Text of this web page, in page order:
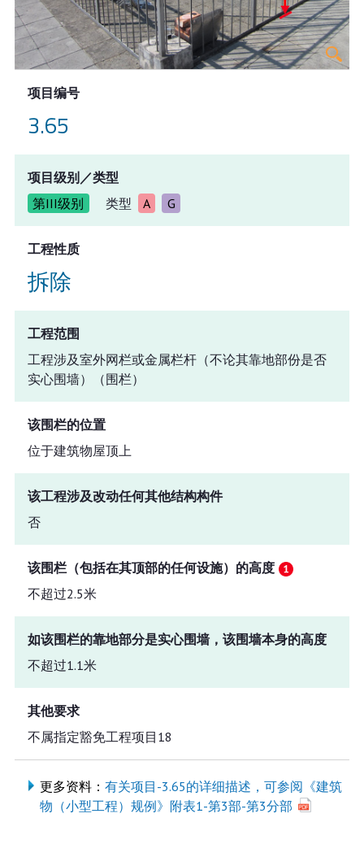
项目编号
3.65
项目级别／类型
第III级别
类型 A G
工程性质
拆除
工程范围
工程涉及室外网栏或金属栏杆（不论其靠地部份是否
实心围墙）（围栏）
该围栏的位置
位于建筑物屋顶上
该工程涉及改动任何其他结构构件
否
该围栏（包括在其顶部的任何设施）的高度
不超过2.5米
如该围栏的靠地部分是实心围墙，该围墙本身的高度
不超过1.1米
其他要求
不属指定豁免工程项目18
更多资料： 有关项目-3.65的详细描述，可参阅《建筑
物（小型工程）规例》附表1-第3部-第3分部